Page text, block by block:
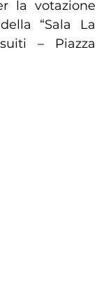
la votazione
“Sala La
– Piazza